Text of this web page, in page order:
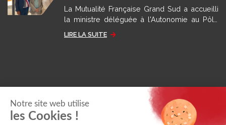
Notre site web utilise
les Cookies !
La Mutualité Française Grand Sud a accueilli
la ministre déléguée à l'Autonomie au Pôle
d'accompagnement.
LIRE LA SUITE